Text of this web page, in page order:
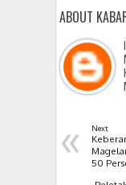
ABOUT
« Next
50